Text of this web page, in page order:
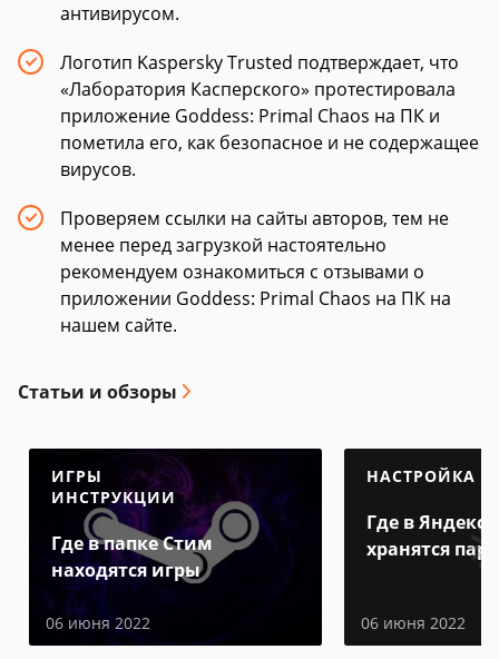
антивирусом.
Логотип Kaspersky Trusted подтверждает, что
«Лаборатория Касперского» протестировала
приложение Goddess: Primal Chaos на ПК и
пометила его, как безопасное и не содержащее
вирусов.
Проверяем ссылки на сайты авторов, тем не
менее перед загрузкой настоятельно
рекомендуем ознакомиться с отзывами о
приложении Goddess: Primal Chaos на ПК на
нашем сайте.
Статьи и обзоры
ИГРЫ
ИНСТРУКЦИИ
Где в папке Стим
находятся игры
06 июня 2022
НАСТРОЙКА
Где в Яндекс
хранятся
06 июня 2022